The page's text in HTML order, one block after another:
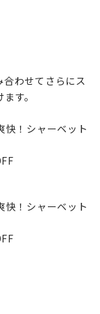
わせてさらにス
す。
快！シャーベット
快！シャーベット